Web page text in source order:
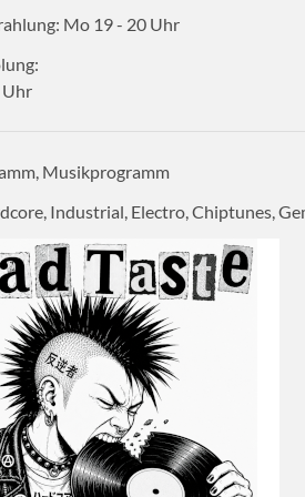
Mo 19 - 20Uhr
Musikprogramm
Industrial, Electro, Chiptunes,